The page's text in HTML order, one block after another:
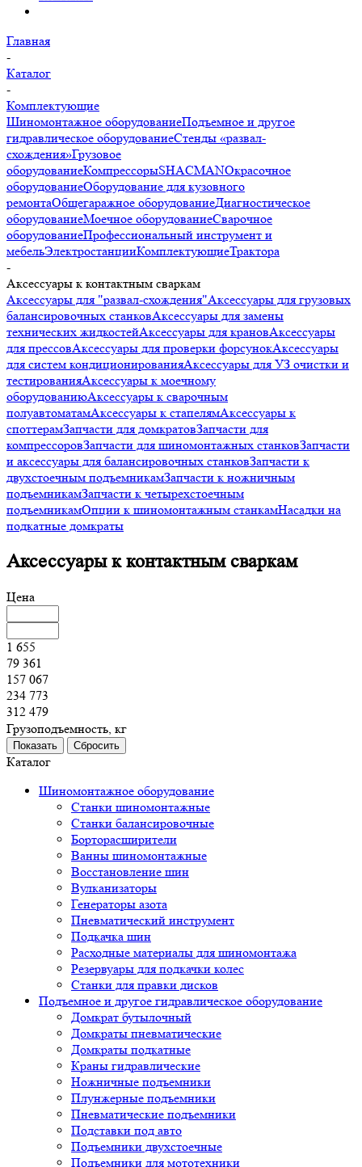
Главная
Каталог
Комплектующие
Шиномонтажное оборудование
гидравлическое оборудование
схождения»Грузовое
оборудованиеКомпресcорыSHACMAN Окрасочное
оборудованиеОборудование для кузовного
ремонтаОбщегаражное оборудованиеДиагностическое
оборудованиеМоечное оборудованиеСварочное
оборудованиеПрофессиональный инструмент и
мебельЭлектростанцииКомплектующиеТрактора
Аксессуары к контактным сваркам
Аксессуары для "развал-схождения"
балансировочных станковАксессуары для замены технических
жидкостейАксессуары для крановАксессуары для
прессовАксессуары для проверки форсунокАксессуары для
систем кондиционированияАксессуары для УЗ очистки и
тестированияАксессуары к моечному оборудованиюАксессуары
к сварочным полуавтоматамАксессуары к стапелямАксессуары
к споттерамЗапчасти для домкратовЗапчасти для
компрессоровЗапчасти для шиномонтажных станков
аксессуары для балансировочных станковЗапчасти к
двухстоечным подъемникамЗапчасти к ножничным
подъемникамЗапчасти к четырехстоечным подъемникамОпции
к шиномонтажным станкамНасадки на подкатные домкраты
Аксессуары к контактным сваркам
Цена
79 361
312 479
Грузоподъемность, кг
Каталог
Шиномонтажное оборудование
Станки шиномонтажные
Станки балансировочные
Ванны шиномонтажные
Восстановление шин
Вулканизаторы
Генераторы азота
Пневматический инструмент
Подкачка шин
Расходные материалы для шиномонтажа
Резервуары для подкачки колес
Станки для правки дисков
Подъемное и другое гидравлическое оборудование
Домкрат бутылочный
Домкраты пневматические
Домкраты подкатные
Краны гидравлические
Ножничные подъемники
Плунжерные подъемники
Пневматические подъемники
Подставки под авто
Подъемники двухстоечные
Подъемники для мототехники
Подъемники напольные/канавные
Подъемники парковочные
Подъемники четырехстоечные
Подъемники шести- восьмистоечные